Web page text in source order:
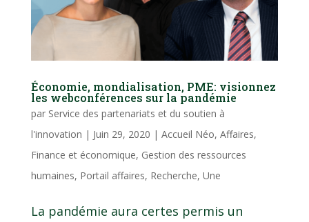
Économie, mondialisation, PME: visionnez
les webconférences sur la pandémie
par Service des partenariats et du soutien à
l'innovation | Juin 29, 2020 | Accueil Néo, Affaires,
Finance et économique, Gestion des ressources
humaines, Portail affaires, Recherche, Une
La pandémie aura certes permis un